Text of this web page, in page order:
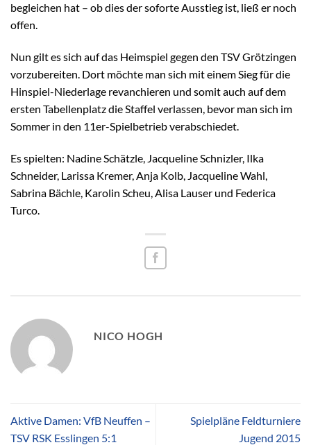
begleichen hat – ob dies der soforte Ausstieg ist, ließ er noch
offen.
Nun gilt es sich auf das Heimspiel gegen den TSV Grötzingen
vorzubereiten. Dort möchte man sich mit einem Sieg für die
Hinspiel-Niederlage revanchieren und somit auch auf dem
ersten Tabellenplatz die Staffel verlassen, bevor man sich im
Sommer in den 11er-Spielbetrieb verabschiedet.
Es spielten: Nadine Schätzle, Jacqueline Schnizler, Ilka
Schneider, Larissa Kremer, Anja Kolb, Jacqueline Wahl,
Sabrina Bächle, Karolin Scheu, Alisa Lauser und Federica
Turco.
NICO HOGH
Aktive Damen: VfB Neuffen –
TSV RSK Esslingen 5:1
Spielpläne Feldturniere
Jugend 2015